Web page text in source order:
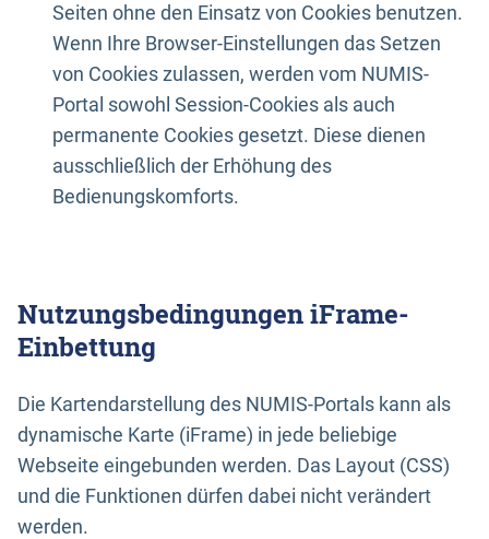
Seiten ohne den Einsatz von Cookies benutzen.
Wenn Ihre Browser-Einstellungen das Setzen
von Cookies zulassen, werden vom NUMIS-
Portal sowohl Session-Cookies als auch
permanente Cookies gesetzt. Diese dienen
ausschließlich der Erhöhung des
Bedienungskomforts.
Nutzungsbedingungen iFrame-
Einbettung
Die Kartendarstellung des NUMIS-Portals kann als
dynamische Karte (iFrame) in jede beliebige
Webseite eingebunden werden. Das Layout (CSS)
und die Funktionen dürfen dabei nicht verändert
werden.